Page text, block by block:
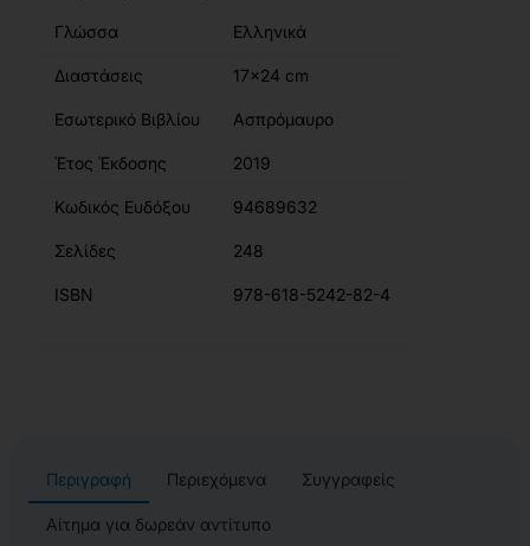
Γλώσσα Ελληνικά
Διαστάσεις 17x24 cm
Εσωτερικό Βιβλίου Ασπρόμαυρο
Έτος Έκδοσης 2019
Κωδικός Ευδόξου 94689632
Σελίδες 248
ISBN 978-618-5242-82-4
Περιγραφή Περιεχόμενα Συγγραφείς
Αίτημα για δωρεάν αντίτυπο